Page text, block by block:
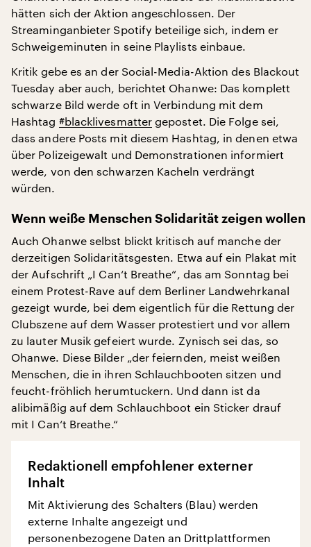
hätten sich der Aktion angeschlossen. Der
Streaminganbieter Spotify beteilige sich, indem er
Schweigeminuten in seine Playlists einbaue.
Kritik gebe es an der Social-Media-Aktion des Blackout
Tuesday aber auch, berichtet Ohanwe: Das komplett
schwarze Bild werde oft in Verbindung mit dem
Hashtag #blacklivesmatter gepostet. Die Folge sei,
dass andere Posts mit diesem Hashtag, in denen etwa
über Polizeigewalt und Demonstrationen informiert
werde, von den schwarzen Kacheln verdrängt
würden.
Wenn weiße Menschen Solidarität zeigen wollen
Auch Ohanwe selbst blickt kritisch auf manche der
derzeitigen Solidaritätsgesten. Etwa auf ein Plakat mit
der Aufschrift „I Can‘t Breathe“, das am Sonntag bei
einem Protest-Rave auf dem Berliner Landwehrkanal
gezeigt wurde, bei dem eigentlich für die Rettung der
Clubszene auf dem Wasser protestiert und vor allem
zu lauter Musik gefeiert wurde. Zynisch sei das, so
Ohanwe. Diese Bilder „der feiernden, meist weißen
Menschen, die in ihren Schlauchbooten sitzen und
feucht-fröhlich herumtuckern. Und dann ist da
alibimäßig auf dem Schlauchboot ein Sticker drauf
mit I Can‘t Breathe.“
Redaktionell empfohlener externer
Inhalt
Mit Aktivierung des Schalters (Blau) werden
externe Inhalte angezeigt und
personenbezogene Daten an Drittplattformen